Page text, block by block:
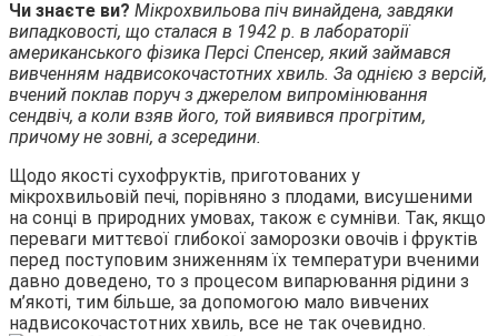
Чи знаєте ви? Мікрохвильова піч винайдена, завдяки
випадковості, що сталася в 1942 р. в лабораторії
американського фізика Персі Спенсер, який займався
вивченням надвисокочастотних хвиль. За однією з версій,
вчений поклав поруч з джерелом випромінювання
сендвіч, а коли взяв його, той виявився прогрітим,
причому не зовні, а зсередини.
Щодо якості сухофруктів, приготованих у
мікрохвильовій печі, порівняно з плодами, висушеними
на сонці в природних умовах, також є сумніви. Так, якщо
переваги миттєвої глибокої заморозки овочів і фруктів
перед поступовим зниженням їх температури вченими
давно доведено, то з процесом випарювання рідини з
м’якоті, тим більше, за допомогою мало вивчених
надвисокочастотних хвиль, все не так очевидно.